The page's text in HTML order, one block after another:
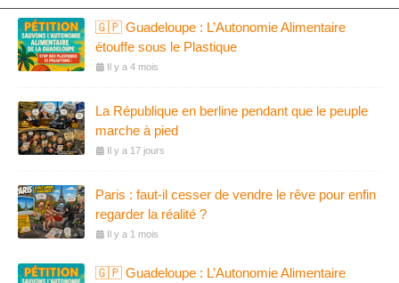
🇬🇵 Guadeloupe : L’Autonomie Alimentaire
étouffe sous le Plastique
Il y a 4 mois
La République en berline pendant que le peuple
marche à pied
Il y a 17 jours
Paris : faut-il cesser de vendre le rêve pour enfin
regarder la réalité ?
Il y a 1 mois
🇬🇵 Guadeloupe : L’Autonomie Alimentaire